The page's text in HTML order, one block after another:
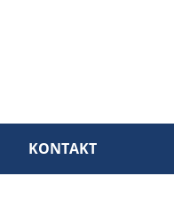
KONTAKT